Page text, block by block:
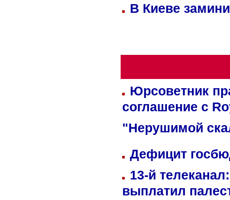
В Киеве
Юрсоветник
соглашение с
"Нерушимой
Дефицит
13-й
выплатил